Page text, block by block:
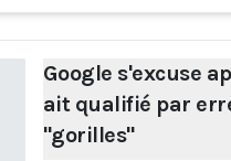
Google s'excuse
ait qualifié par
"gorilles"